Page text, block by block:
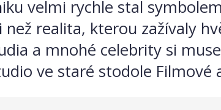
velmi rychle stal
realita, kterou zažívaly
a mnohé celebrity si
ve staré stodole Filmové